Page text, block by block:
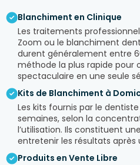
Blanchiment en Clinique
Les traitements
Zoom ou le blanchiment
durent généralement entre
méthode la plus rapide pour
spectaculaire en une seule
Kits de Blanchiment à
Les kits fournis par le
semaines, selon la
l’utilisation. Ils constituent
entretenir les résultats
Produits en Vente Libre